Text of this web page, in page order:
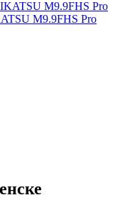
M9.9FHS Pro